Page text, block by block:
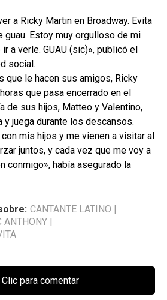
a Ricky Martin en Broadway. Evita
guau. Estoy muy orgulloso de mi
a verle. GUAU (sic)», publicó el
social.
que le hacen sus amigos, Ricky
que pasa encerrado en el
de sus hijos, Matteo y Valentino,
y juega durante los descansos.
mis hijos y me vienen a visitar al
juntos, y cada vez que me voy a
conmigo», había asegurado la
CANTANTE LATINO
ANTHONY
Clic para comentar